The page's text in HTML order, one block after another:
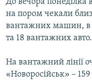
До вечора понеділка
на пором чекали
вантажних машин, в
та 18 вантажних авто.
На вантажний лінії
«Новоросійськ» –